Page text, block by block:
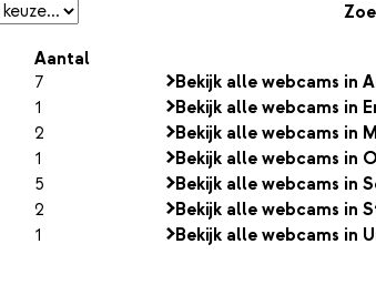
Aantal
7
Bekijk alle webcams in
1
Bekijk alle webcams in
2
Bekijk alle webcams in
1
Bekijk alle webcams in
5
Bekijk alle webcams in
2
Bekijk alle webcams in
1 Bekijk alle webcams in